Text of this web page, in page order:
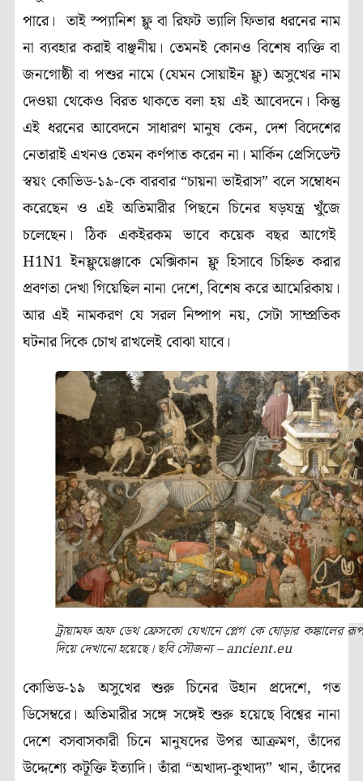
পারে। তাই স্প্যানিশ ফ্লু বা রিফট ভ্যালি ফিভার ধরনের নাম
না ব্যবহার করাই বাঞ্ছনীয়। তেমনই কোনও বিশেষ ব্যক্তি বা
জনগোষ্ঠী বা পশুর নামে (যেমন সোয়াইন ফ্লু) অসুখের নাম
দেওয়া থেকেও বিরত থাকতে বলা হয় এই আবেদনে। কিন্তু
এই ধরনের আবেদনে সাধারণ মানুষ কেন, দেশ বিদেশের
নেতারাই এখনও তেমন কর্ণপাত করেন না। মার্কিন প্রেসিডেন্ট
স্বয়ং কোভিড-১৯-কে বারবার “চায়না ভাইরাস” বলে সম্বোধন
করেছেন ও এই অতিমারীর পিছনে চিনের ষড়যন্ত্র খুঁজে
চলেছেন। ঠিক একইরকম ভাবে কয়েক বছর আগেই
H1N1 ইনফ্লুয়েঞ্জাকে মেক্সিকান ফ্লু হিসাবে চিহ্নিত করার
প্রবণতা দেখা গিয়েছিল নানা দেশে, বিশেষ করে আমেরিকায়।
আর এই নামকরণ যে সরল নিষ্পাপ নয়, সেটা সাম্প্রতিক
ঘটনার দিকে চোখ রাখলেই বোঝা যাবে।
ট্রায়ামফ অফ ডেথ ফ্রেসকো যেখানে প্লেগ কে ঘোড়ার কঙ্কালের
দিয়ে দেখানো হয়েছে। ছবি সৌজন্য – ancient.eu
কোভিড-১৯ অসুখের শুরু চিনের উহান প্রদেশে, গত
ডিসেম্বরে। অতিমারীর সঙ্গে সঙ্গেই শুরু হয়েছে বিশ্বের নানা
দেশে বসবাসকারী চিনে মানুষদের উপর আক্রমণ, তাঁদের
উদ্দেশ্যে কটূক্তি ইত্যাদি। তাঁরা “অখাদ্য-কুখাদ্য” খান, তাঁদের